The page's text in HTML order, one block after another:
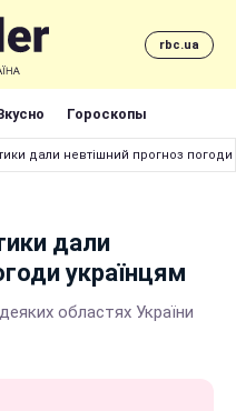
rbc.ua
Гороскопы
дали невтішний прогноз погоди
дали
українцям
областях України